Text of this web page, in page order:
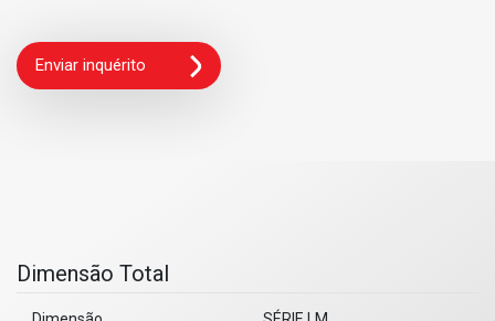
Enviar inquérito
Dimensão Total